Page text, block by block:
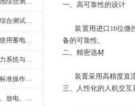
符合电力检测标准：蓄电池综合测试仪测试规范与精度校准方法详解
操作指南：如何安全高效地使用蓄电池智能活化仪？
蓄电池充放检一体机：在电力系统与储能设备中的创新应用，确保蓄电池性能与可靠性
蓄电池整组充放电活化仪的标准操作流程：从接线设置到充放电参数设定的安全规范
蓄电池充放检一体机：充电、放电、检测三功能集成设备
一、高可靠性的设计
装置用进口16位微控
备的可靠性。
二、精密选材
装置采用高精度直流
三、人性化的人机交互